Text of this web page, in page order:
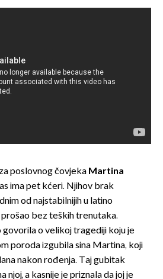
poslovnog čovjeka Martina
ima pet kćeri. Njihov brak
od najstabilnijih u latino
prošao bez teških trenutaka.
o velikoj tragediji koju je
poroda izgubila sina Martina, koji
nakon rođenja. Taj gubitak
njoj, a kasnije je priznala da joj je